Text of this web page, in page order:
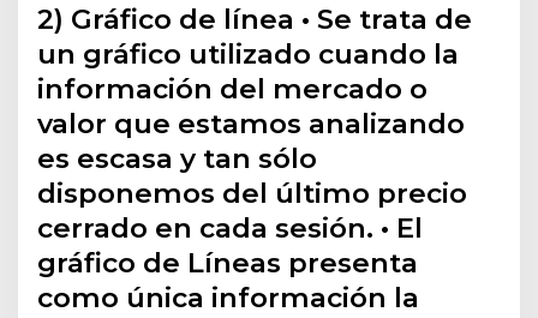
2) Gráfico de línea • Se trata de
un gráfico utilizado cuando la
información del mercado o
valor que estamos analizando
es escasa y tan sólo
disponemos del último precio
cerrado en cada sesión. • El
gráfico de Líneas presenta
como única información la